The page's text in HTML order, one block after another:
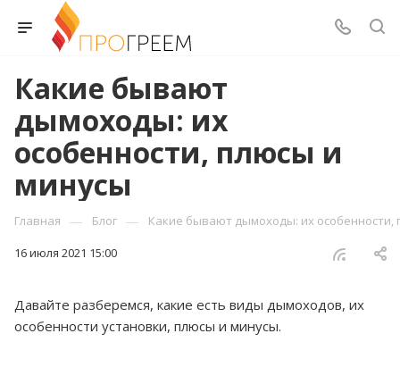
Какие бывают
дымоходы: их
особенности, плюсы и
минусы
Главная — Блог —
Какие бывают дымоходы: их особенности,
16 июля 2021 15:00
Давайте разберемся, какие есть виды дымоходов, их
особенности установки, плюсы и минусы.